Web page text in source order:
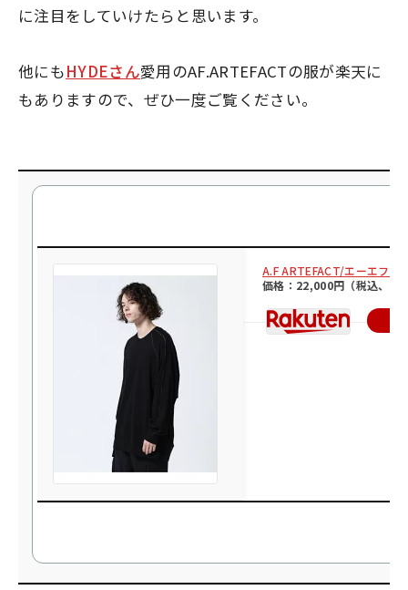
に注目をしていけたらと思います。
他にもHYDEさん愛用のAF.ARTEFACTの服が楽天に
もありますので、ぜひ一度ご覧ください。
A.F ARTEFACT/エーエフ・
価格：22,000円（税込、送